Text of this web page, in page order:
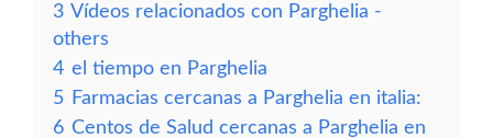
3 Vídeos relacionados con Parghelia -
others
4 el tiempo en Parghelia
5 Farmacias cercanas a Parghelia en italia:
6 Centos de Salud cercanas a Parghelia en